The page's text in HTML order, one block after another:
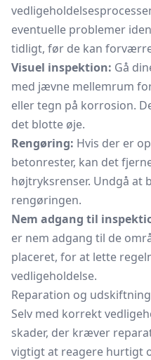
eventuelle problemer
tidligt, før de kan
Visuel inspektion: Gå
med jævne mellemrum
eller tegn på korrosion.
det blotte øje.
Rengøring: Hvis der er
betonrester, kan det
højtryksrenser. Undgå at
rengøringen.
Nem adgang til
er nem adgang til de
placeret, for at lette
vedligeholdelse.
Reparation og udskiftning
Selv med korrekt
skader, der kræver
vigtigt at reagere hurtigt